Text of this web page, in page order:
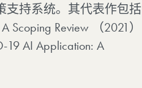
支持系统。其代表作包括
Scoping Review （2021）
19 AI Application: A